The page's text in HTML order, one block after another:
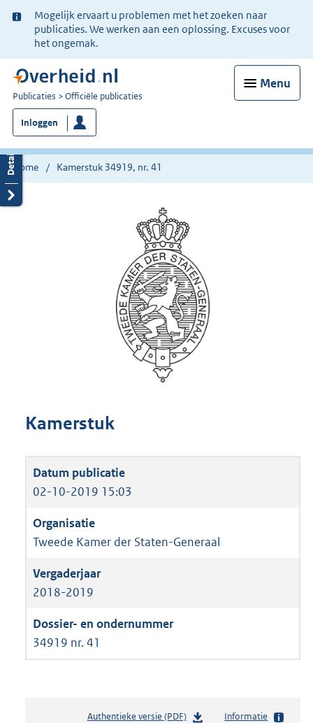
Ter
informatie:
Mogelijk ervaart u problemen met het zoeken naar
publicaties. We werken aan een oplossing. Excuses voor
het ongemak.
Menu
U
bent
nu
hier:
Publicaties Officiële publicaties
Inloggen
Home Kamerstuk 34919, nr. 41
Kamerstuk
02-10-2019 15:03
Tweede Kamer der Staten-Generaal
2018-2019
34919 nr. 41
Authentieke versie (PDF)b
Informatie